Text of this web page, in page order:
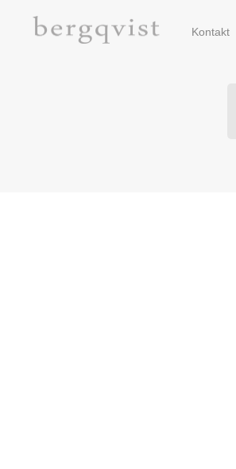
Kontakt